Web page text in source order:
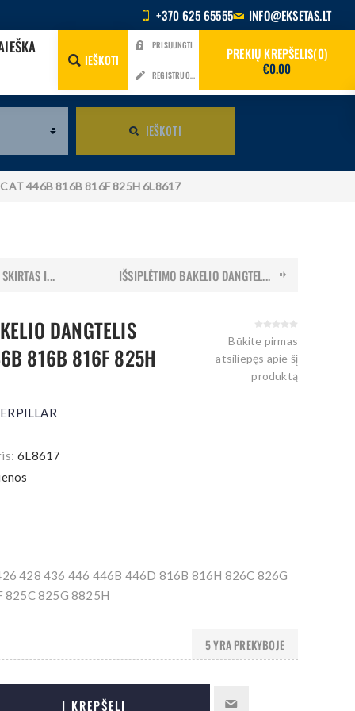
+370 625 65555 INFO@EKSETAS.LT
IEŠKOTI
PRISIJUNGTI
REGISTRUOTIS
PREKIŲ KREPŠELIS 0
€0.00
IEŠKOTI
446B 816B 816F 825H 6L8617
I... IŠSIPLĖTIMO BAKELIO DANGTEL...
DANGTELIS
816B 816F 825H
6L8617
Būkite pirmas
atsiliepęs apie šį
produktą
428 436 446 446B 446D 816B 816H 826C 826G
825C 825G 8825H
5 YRA PREKYBOJE
Į KREPŠELĮ